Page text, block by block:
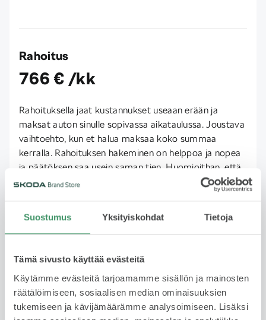
Suostumus Yksityiskohdat Tietoja
Tämä sivusto käyttää evästeitä
Käytämme evästeitä tarjoamamme sisällön ja mainosten
räätälöimiseen, sosiaalisen median ominaisuuksien
tukemiseen ja kävijämäärämme analysoimiseen. Lisäksi
Rahoitus
766 € /kk
Rahoituksella jaat kustannukset useaan erään ja
maksat auton sinulle sopivassa aikataulussa. Joustava
vaihtoehto, kun et halua maksaa koko summaa
kerralla. Rahoituksen hakeminen on helppoa ja nopea
ja päätöksen saa usein saman tien. Huomioithan, että
rahoitus edellyttää hyväksyttyä luottopäätöstä.
Lue lisää
Yksityisleasing
Kysy saatavuudesta
Käytetyn auton leasing on fiksu valinta, jos haluat ajaa